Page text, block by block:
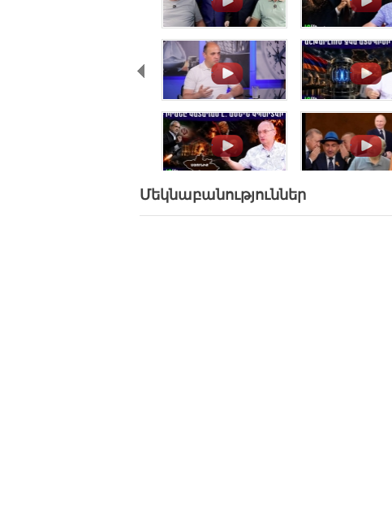
. .
. .
Մեկնաբանություններ